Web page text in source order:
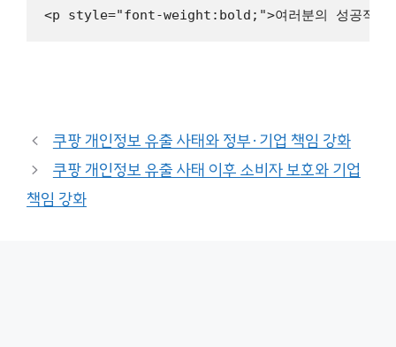
쿠팡 개인정보 유출 사태와 정부·기업 책임 강화
쿠팡 개인정보 유출 사태 이후 소비자 보호와 기업
책임 강화